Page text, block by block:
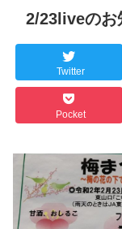
2/23liveのお
Twitter
Pocket